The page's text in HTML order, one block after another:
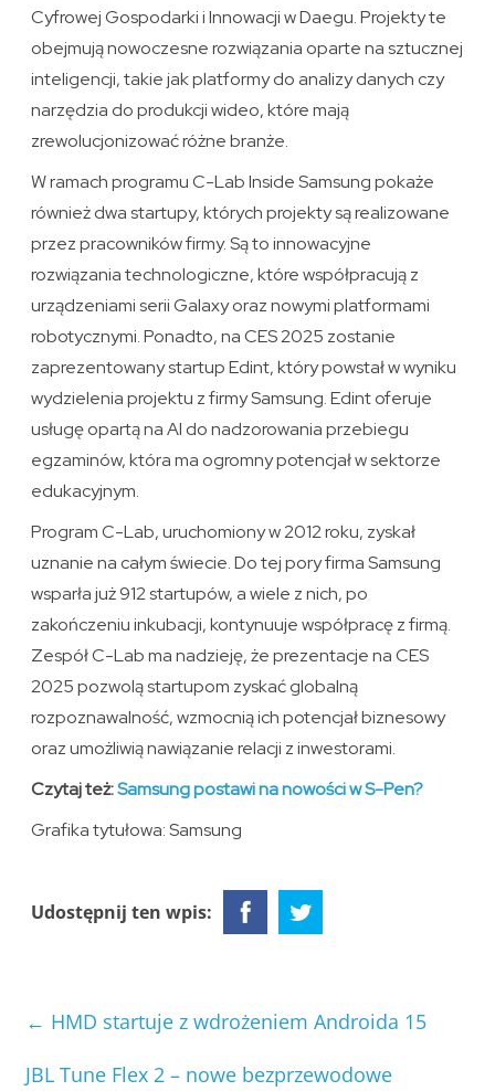
Cyfrowej Gospodarki i Innowacji w Daegu. Projekty te
obejmują nowoczesne rozwiązania oparte na sztucznej
inteligencji, takie jak platformy do analizy danych czy
narzędzia do produkcji wideo, które mają
zrewolucjonizować różne branże.
W ramach programu C-Lab Inside Samsung pokaże
również dwa startupy, których projekty są realizowane
przez pracowników firmy. Są to innowacyjne
rozwiązania technologiczne, które współpracują z
urządzeniami serii Galaxy oraz nowymi platformami
robotycznymi. Ponadto, na CES 2025 zostanie
zaprezentowany startup Edint, który powstał w wyniku
wydzielenia projektu z firmy Samsung. Edint oferuje
usługę opartą na AI do nadzorowania przebiegu
egzaminów, która ma ogromny potencjał w sektorze
edukacyjnym.
Program C-Lab, uruchomiony w 2012 roku, zyskał
uznanie na całym świecie. Do tej pory firma Samsung
wsparła już 912 startupów, a wiele z nich, po
zakończeniu inkubacji, kontynuuje współpracę z firmą.
Zespół C-Lab ma nadzieję, że prezentacje na CES
2025 pozwolą startupom zyskać globalną
rozpoznawalność, wzmocnią ich potencjał biznesowy
oraz umożliwią nawiązanie relacji z inwestorami.
Czytaj też:Samsung postawi na nowości w S-Pen?
Grafika tytułowa: Samsung
Udostępnij ten wpis:
← HMD startuje z wdrożeniem Androida 15
JBL Tune Flex 2 – nowe bezprzewodowe